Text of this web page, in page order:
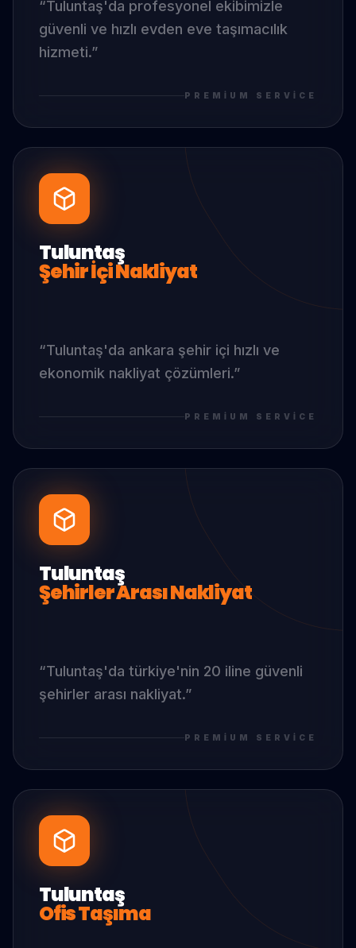
“Tuluntaş'da profesyonel ekibimizle
güvenli ve hızlı evden eve taşımacılık
hizmeti.”
PREMIUM SERVICE
Tuluntaş
Şehir İçi Nakliyat
“Tuluntaş'da ankara şehir içi hızlı ve
ekonomik nakliyat çözümleri.”
PREMIUM SERVICE
Tuluntaş
Şehirler Arası Nakliyat
“Tuluntaş'da türkiye'nin 20 iline güvenli
şehirler arası nakliyat.”
PREMIUM SERVICE
Tuluntaş
Ofis Taşıma